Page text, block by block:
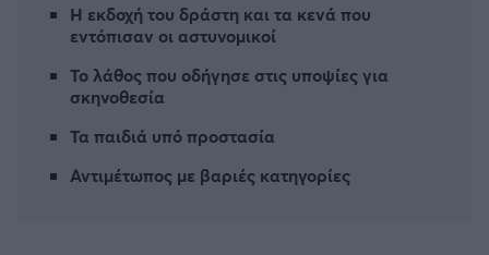
Ηρακλής
Μπαρτσελόνα
Η εκδοχή του δράστη και τα κενά που
εντόπισαν οι αστυνομικοί
Το λάθος που οδήγησε στις υποψίες για
σκηνοθεσία
Τα παιδιά υπό προστασία
Αντιμέτωπος με βαριές κατηγορίες